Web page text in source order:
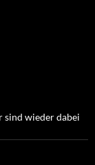
sind wieder dabei